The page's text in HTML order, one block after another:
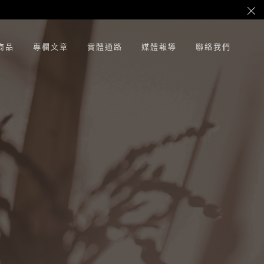
品 專欄文章 實體通路 媒體報導 聯絡我們